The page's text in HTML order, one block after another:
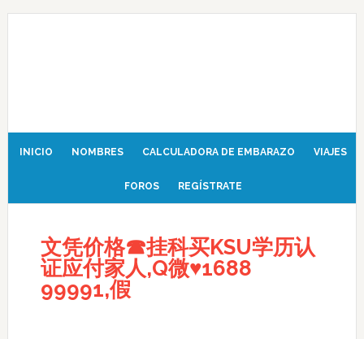
INICIO NOMBRES CALCULADORA DE EMBARAZO VIAJES
FOROS REGÍSTRATE
文凭价格☎挂科买KSU学历认
证应付家人,Q微♥1688
99991,假